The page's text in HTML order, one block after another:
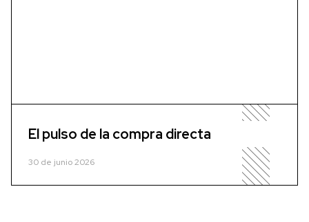
El pulso de la compra directa
30 de junio 2026